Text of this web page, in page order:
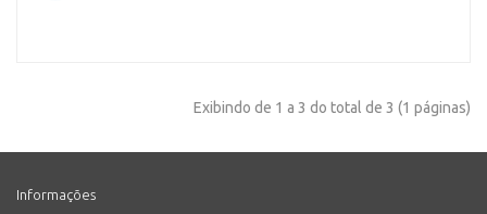
Exibindo de 1 a 3 do total de 3 (1 páginas)
Informações